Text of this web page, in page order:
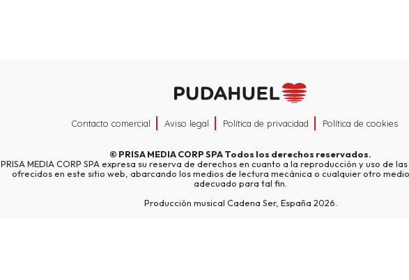
Contacto comercial Aviso legal Política de privacidad Política de cookies
© PRISA MEDIA CORP SPATodos los derechos reservados.
PRISA MEDIA CORP SPA expresa su reserva de derechos en cuanto a la reproducción y uso de
ofrecidos en este sitio web, abarcando los medios de lectura mecánica o cualquier otro
adecuado para tal fin.
Producción musical Cadena Ser, España 2026.